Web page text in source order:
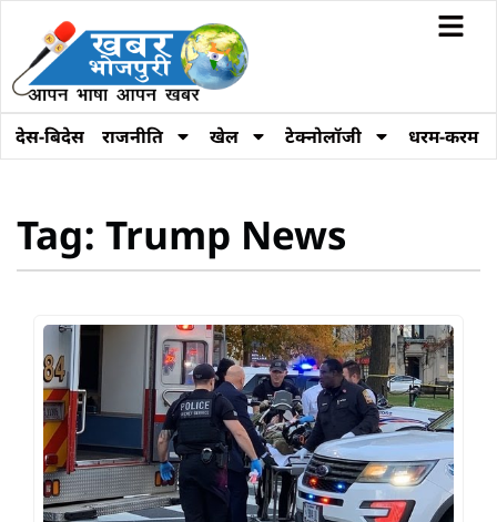
देस-बिदेस राजनीति खेल टेक्नोलॉजी धरम-करम
Tag: Trump News